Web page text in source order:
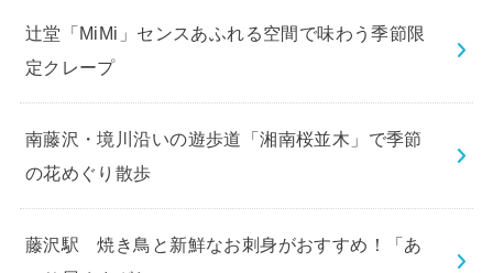
辻堂「MiMi」センスあふれる空間で味わう季節限
定クレープ
南藤沢・境川沿いの遊歩道「湘南桜並木」で季節
の花めぐり散歩
藤沢駅 焼き鳥と新鮮なお刺身がおすすめ！「あ